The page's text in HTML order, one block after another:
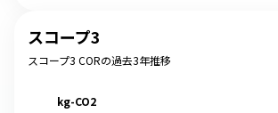
スコープ3
スコープ3 CORの過去3年推移
kg-CO2